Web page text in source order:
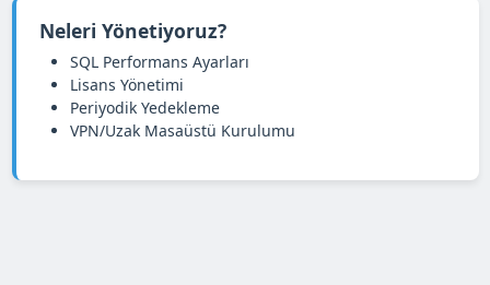
Neleri Yönetiyoruz?
SQL Performans Ayarları
Lisans Yönetimi
Periyodik Yedekleme
VPN/Uzak Masaüstü Kurulumu